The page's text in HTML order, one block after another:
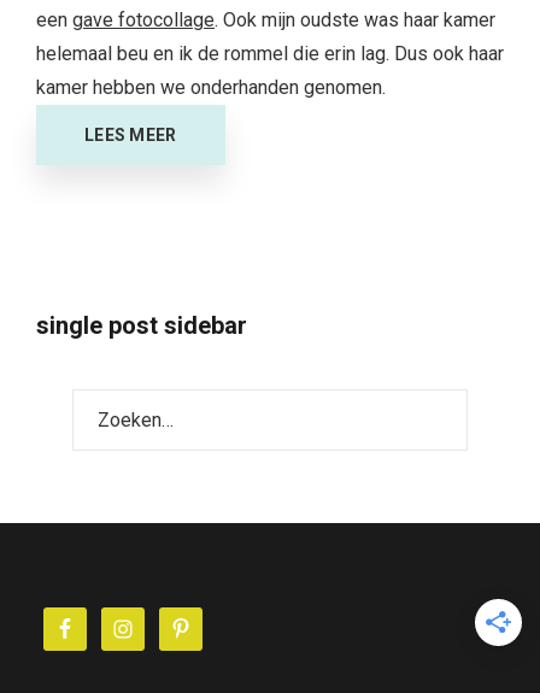
een gave fotocollage. Ook mijn oudste was haar kamer
helemaal beu en ik de rommel die erin lag. Dus ook haar
kamer hebben we onderhanden genomen.
LEES MEER
single post sidebar